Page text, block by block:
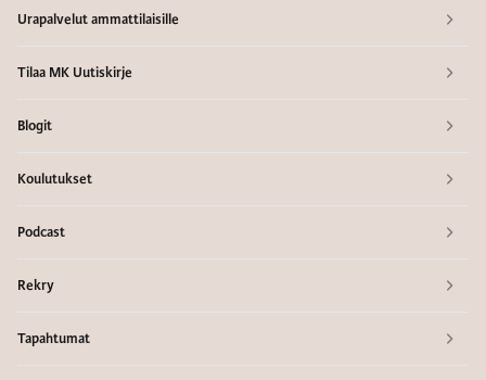
Urapalvelut ammattilaisille
Tilaa MK Uutiskirje
Blogit
Koulutukset
Podcast
Rekry
Tapahtumat